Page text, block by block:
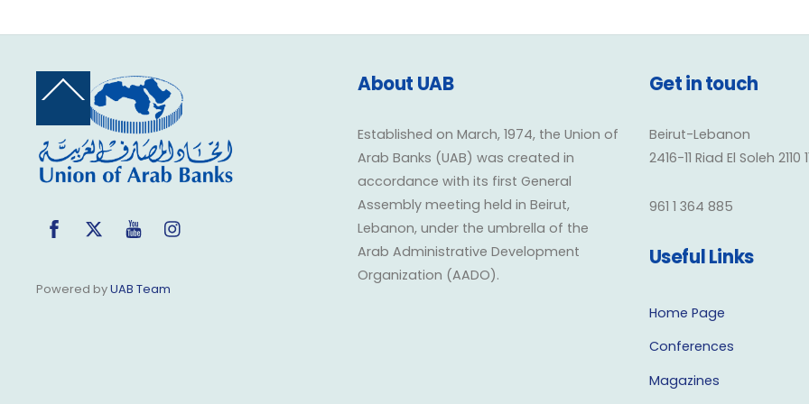
Back
Top
FacebookTwitter YouTube
Powered byUAB Team
About UAB
Established on March, 1974, the Union of
Arab Banks (UAB) was created in
accordance with its first General
Assembly meeting held in Beirut,
Lebanon, under the umbrella of the
Arab Administrative Development
Organization (AADO).
Get in touch
Beirut-Lebanon
2416-11 Riad El Soleh 2110
961 1 364 885
Useful Links
Home Page
Conferences
Magazines